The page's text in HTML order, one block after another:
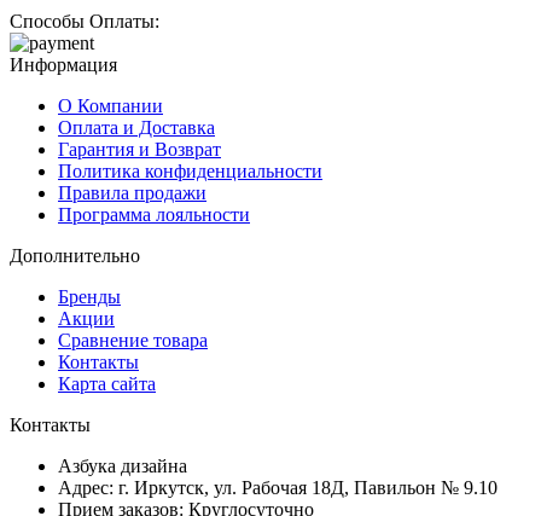
Способы Оплаты:
Информация
О Компании
Оплата и Доставка
Гарантия и Возврат
Политика конфиденциальности
Правила продажи
Программа лояльности
Дополнительно
Бренды
Акции
Сравнение товара
Контакты
Карта сайта
Контакты
Азбука дизайна
Адрес: г. Иркутск, ул. Рабочая 18Д, Павильон № 9.10
Прием заказов: Круглосуточно